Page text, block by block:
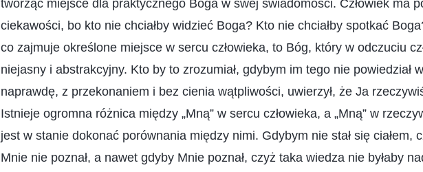
tworząc miejsce dla praktycznego Boga w swej świadomości. Człowiek ma
ciekawości, bo kto nie chciałby widzieć Boga? Kto nie chciałby spotkać
co zajmuje określone miejsce w sercu człowieka, to Bóg, który w odczuciu
niejasny i abstrakcyjny. Kto by to zrozumiał, gdybym im tego nie powiedział
naprawdę, z przekonaniem i bez cienia wątpliwości, uwierzył, że Ja
Istnieje ogromna różnica między „Mną” w sercu człowieka, a „Mną” w
jest w stanie dokonać porównania między nimi. Gdybym nie stał się ciałem,
Mnie nie poznał, a nawet gdyby Mnie poznał, czyż taka wiedza nie byłaby